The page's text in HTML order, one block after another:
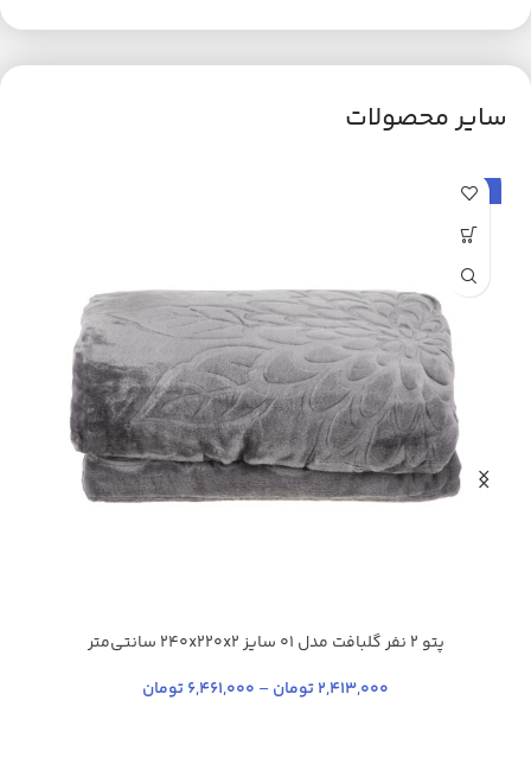
سایر محصولات
حراج
آبی کاربنی سدری آبی تیره
پتو 2 نفر گلبافت مدل 01 سایز 240x220x2 سانتی‌متر
2,413,000تومان –
6,461,000تومان